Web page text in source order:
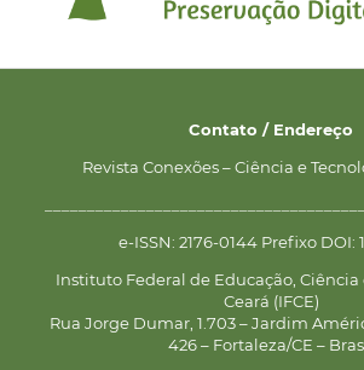
Contato / Endereço
Revista Conexões – Ciência e
e-ISSN: 2176-0144 Prefixo DOI:
Instituto Federal de Educação, Ciência
Ceará (IFCE)
Rua Jorge Dumar, 1.703 – Jardim
426 – Fortaleza/CE –